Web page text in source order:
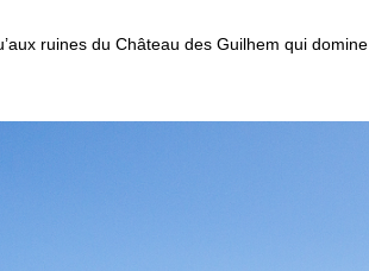
ruines du Château des Guilhem qui